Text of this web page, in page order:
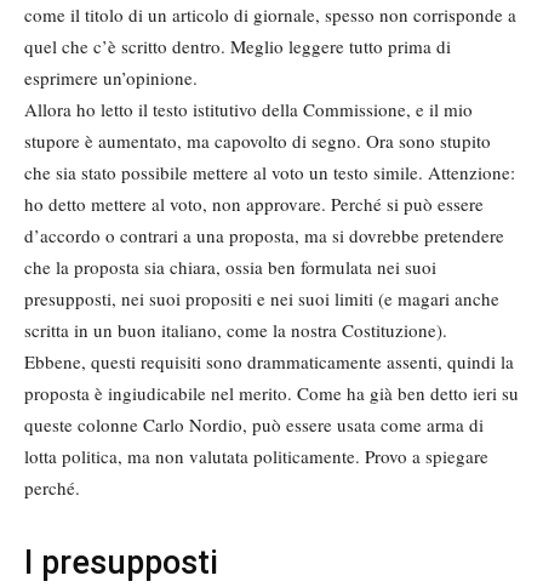
come il titolo di un articolo di giornale, spesso non corrisponde a
quel che c’è scritto dentro. Meglio leggere tutto prima di
esprimere un’opinione.
Allora ho letto il testo istitutivo della Commissione, e il mio
stupore è aumentato, ma capovolto di segno. Ora sono stupito
che sia stato possibile mettere al voto un testo simile. Attenzione:
ho detto mettere al voto, non approvare. Perché si può essere
d’accordo o contrari a una proposta, ma si dovrebbe pretendere
che la proposta sia chiara, ossia ben formulata nei suoi
presupposti, nei suoi propositi e nei suoi limiti (e magari anche
scritta in un buon italiano, come la nostra Costituzione).
Ebbene, questi requisiti sono drammaticamente assenti, quindi la
proposta è ingiudicabile nel merito. Come ha già ben detto ieri su
queste colonne Carlo Nordio, può essere usata come arma di
lotta politica, ma non valutata politicamente. Provo a spiegare
perché.
I presupposti